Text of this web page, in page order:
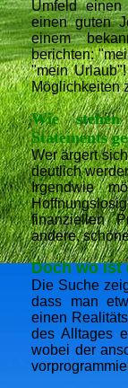
Umfeld
einen guten
einem
berichten:
"mein
Möglichkeiten
Wie
Statements
Wer ärgert
deutlich
Irgendwie
finanziellen
andere,
Doch wo ist
Die Suche
dass man
einen
des Alltages
wobei der